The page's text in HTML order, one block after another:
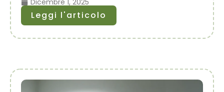
Dicembre 1, 2025
Leggi l'articolo